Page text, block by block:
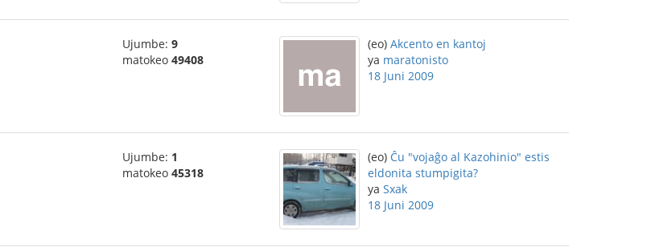
Ujumbe: 9
matokeo 49408
(eo) Akcento en kantoj
ya maratonisto
18 Juni 2009
Ujumbe: 1
matokeo 45318
(eo) Ĉu "vojaĝo al Kazohinio" estis
eldonita stumpigita?
ya Sxak
18 Juni 2009